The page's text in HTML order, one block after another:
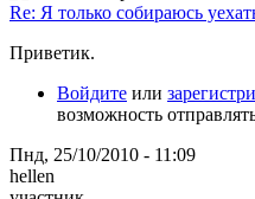
Re: Я только собираюсь
Приветик.
Войдите или
возможность
Пнд, 25/10/2010 - 11:09
hellen